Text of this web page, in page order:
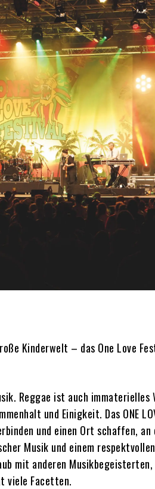
Kinderwelt – das One Love
Reggae ist auch immaterielles
und Einigkeit. Das ONE
und einen Ort schaffen, an
Musik und einem
mit anderen
viele Facetten.